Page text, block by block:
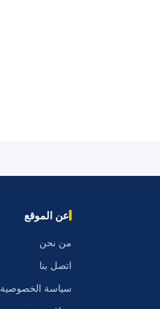
عن الموقع
من نحن
اتصل بنا
سياسة الخصوصية